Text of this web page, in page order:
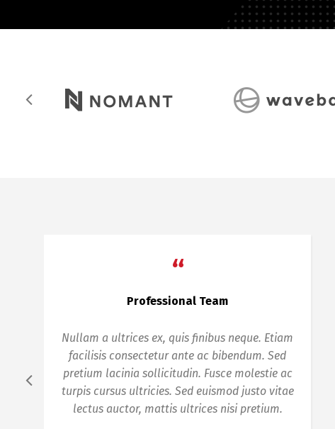
“
BusinessLounge is the Best!
Nam orci orci, pretium vel elementum eu,
vestibulum at sapien. Sed pretium turpis lacus,
ut vehicula odio tempor non. Duis fermentum
massa sed laoreet suscipit. Mauris sed semper
urna, a facilisis elit.